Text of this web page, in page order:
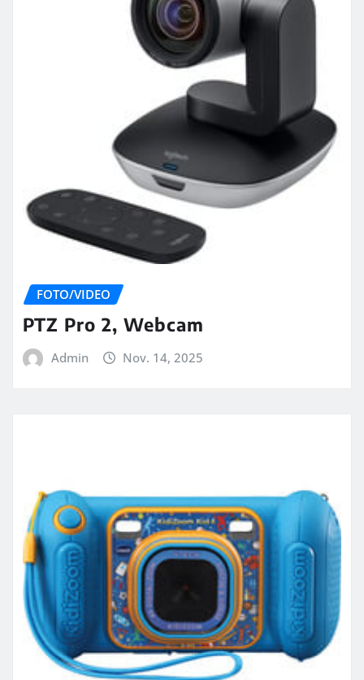
FOTO/VIDEO
PTZ Pro 2, Webcam
Admin Nov. 14, 2025